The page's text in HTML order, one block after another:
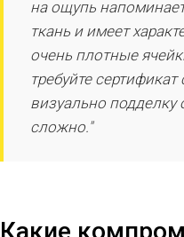
на ощупь
ткань и имеет
очень плотные
требуйте сертификат
визуально подделку
сложно."